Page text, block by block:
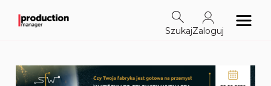
SzukajZaloguj